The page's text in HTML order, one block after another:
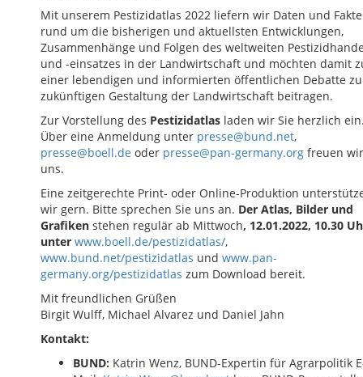
Mit unserem Pestizidatlas 2022 liefern wir Daten und
rund um die bisherigen und aktuellsten Entwicklungen,
Zusammenhänge und Folgen des weltweiten
und -einsatzes in der Landwirtschaft und möchten damit
einer lebendigen und informierten öffentlichen Debatte
zukünftigen Gestaltung der Landwirtschaft beitragen.
Zur Vorstellung des Pestizidatlas laden wir Sie herzlich
Über eine Anmeldung unter presse@bund.net,
presse@boell.de oder presse@pan-germany.org freuen wir
uns.
Eine zeitgerechte Print- oder Online-Produktion
wir gern. Bitte sprechen Sie uns an. Der Atlas, Bilder und
Grafiken stehen regulär ab Mittwoch, 12.01.2022, 10.30
unter www.boell.de/pestizidatlas/,
www.bund.net/pestizidatlas und www.pan-
germany.org/pestizidatlas zum Download bereit.
Mit freundlichen Grüßen
Birgit Wulff, Michael Alvarez und Daniel Jahn
Kontakt:
BUND: Katrin Wenz, BUND-Expertin für Agrarpolitik